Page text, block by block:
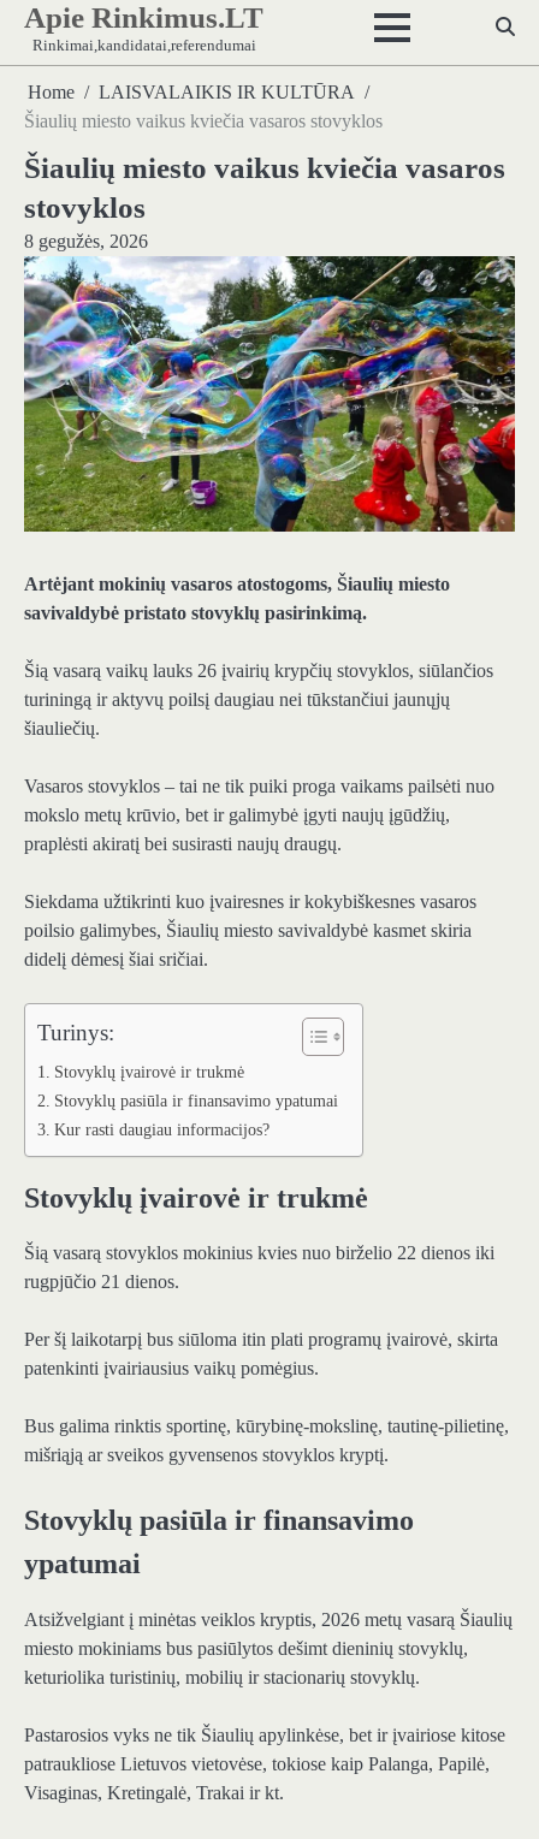
Skip
content
Apie Rinkimus.LT
Rinkimai,kandidatai,referendumai
Home
LAISVALAIKIS IR KULTŪRA
Šiaulių miesto vaikus kviečia vasaros stovyklos
Šiaulių miesto vaikus kviečia vasaros
stovyklos
8 gegužės, 2026
Artėjant mokinių vasaros atostogoms, Šiaulių miesto
savivaldybė pristato stovyklų pasirinkimą.
Šią vasarą vaikų lauks 26 įvairių krypčių stovyklos, siūlančios
turiningą ir aktyvų poilsį daugiau nei tūkstančiui jaunųjų
šiauliečių.
Vasaros stovyklos – tai ne tik puiki proga vaikams pailsėti nuo
mokslo metų krūvio, bet ir galimybė įgyti naujų įgūdžių,
praplėsti akiratį bei susirasti naujų draugų.
Siekdama užtikrinti kuo įvairesnes ir kokybiškesnes vasaros
poilsio galimybes, Šiaulių miesto savivaldybė kasmet skiria
didelį dėmesį šiai sričiai.
Turinys:
Stovyklų įvairovė ir trukmė
Stovyklų pasiūla ir finansavimo ypatumai
Kur rasti daugiau informacijos?
Stovyklų įvairovė ir trukmė
Šią vasarą stovyklos mokinius kvies nuo birželio 22 dienos iki
rugpjūčio 21 dienos.
Per šį laikotarpį bus siūloma itin plati programų įvairovė, skirta
patenkinti įvairiausius vaikų pomėgius.
Bus galima rinktis sportinę, kūrybinę-mokslinę, tautinę-pilietinę,
mišriąją ar sveikos gyvensenos stovyklos kryptį.
Stovyklų pasiūla ir finansavimo
ypatumai
Atsižvelgiant į minėtas veiklos kryptis, 2026 metų vasarą Šiaulių
miesto mokiniams bus pasiūlytos dešimt dieninių stovyklų,
keturiolika turistinių, mobilių ir stacionarių stovyklų.
Pastarosios vyks ne tik Šiaulių apylinkėse, bet ir įvairiose kitose
patraukliose Lietuvos vietovėse, tokiose kaip Palanga, Papilė,
Visaginas, Kretingalė, Trakai ir kt.